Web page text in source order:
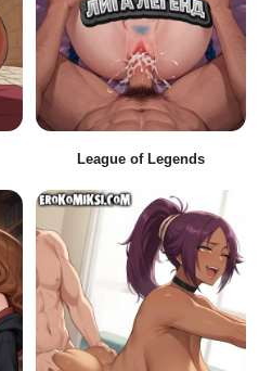
League of Legends